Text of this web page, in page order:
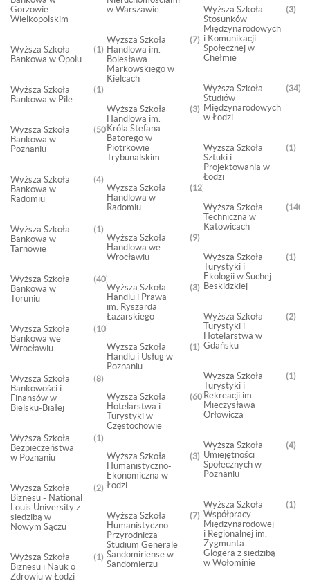
Gorzowie
Wielkopolskim
Wyższa Szkoła
Bankowa w Opolu
1
Wyższa Szkoła
Bankowa w Pile
1
Wyższa Szkoła
Bankowa w
Poznaniu
50
Wyższa Szkoła
Bankowa w
Radomiu
4
Wyższa Szkoła
Bankowa w
Tarnowie
1
Wyższa Szkoła
Bankowa w
Toruniu
40
Wyższa Szkoła
Bankowa we
Wrocławiu
107
Wyższa Szkoła
Bankowości i
Finansów w
Bielsku-Białej
8
Wyższa Szkoła
Bezpieczeństwa
w Poznaniu
1
Wyższa Szkoła
Biznesu - National
Louis University z
siedzibą w
Nowym Sączu
2
Wyższa Szkoła
Biznesu i Nauk o
Zdrowiu w Łodzi
1
w Warszawie
Wyższa Szkoła
Handlowa im.
Bolesława
Markowskiego w
Kielcach
7
Wyższa Szkoła
Handlowa im.
Króla Stefana
Batorego w
Piotrkowie
Trybunalskim
3
Wyższa Szkoła
Handlowa w
Radomiu
12
Wyższa Szkoła
Handlowa we
Wrocławiu
9
Wyższa Szkoła
Handlu i Prawa
im. Ryszarda
Łazarskiego
3
Wyższa Szkoła
Handlu i Usług w
Poznaniu
1
Wyższa Szkoła
Hotelarstwa i
Turystyki w
Częstochowie
607
Wyższa Szkoła
Humanistyczno-
Ekonomiczna w
Łodzi
3
Wyższa Szkoła
Humanistyczno-
Przyrodnicza
Studium Generale
Sandomiriense w
Sandomierzu
7
Wyższa Szkoła
Stosunków
Międzynarodowych
i Komunikacji
Społecznej w
Chełmie
3
Wyższa Szkoła
Studiów
Międzynarodowych
w Łodzi
34
Wyższa Szkoła
Sztuki i
Projektowania w
Łodzi
1
Wyższa Szkoła
Techniczna w
Katowicach
140
Wyższa Szkoła
Turystyki i
Ekologii w Suchej
Beskidzkiej
1
Wyższa Szkoła
Turystyki i
Hotelarstwa w
Gdańsku
2
Wyższa Szkoła
Turystyki i
Rekreacji im.
Mieczysława
Orłowicza
1
Wyższa Szkoła
Umiejętności
Społecznych w
Poznaniu
4
Wyższa Szkoła
Współpracy
Międzynarodowej
i Regionalnej im.
Zygmunta
Glogera z siedzibą
w Wołominie
1